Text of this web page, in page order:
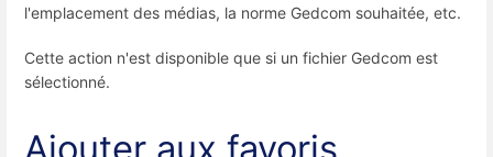
l'emplacement des médias, la norme Gedcom souhaitée, etc.
Cette action n'est disponible que si un fichier Gedcom est
sélectionné.
Ajouter aux favoris